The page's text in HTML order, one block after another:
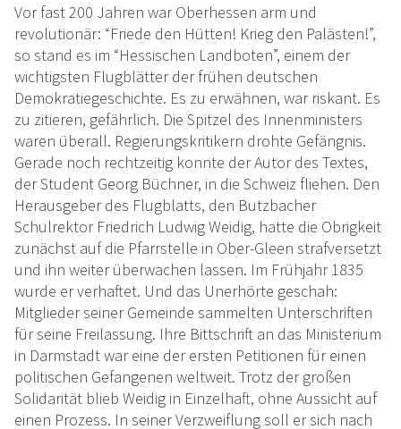
Vor fast 200 Jahren war Oberhessen arm und
revolutionär: “Friede den Hütten! Krieg den Palästen!”,
so stand es im “Hessischen Landboten”, einem der
wichtigsten Flugblätter der frühen deutschen
Demokratiegeschichte. Es zu erwähnen, war riskant. Es
zu zitieren, gefährlich. Die Spitzel des Innenministers
waren überall. Regierungskritikern drohte Gefängnis.
Gerade noch rechtzeitig konnte der Autor des Textes,
der Student Georg Büchner, in die Schweiz fliehen. Den
Herausgeber des Flugblatts, den Butzbacher
Schulrektor Friedrich Ludwig Weidig, hatte die Obrigkeit
zunächst auf die Pfarrstelle in Ober-Gleen strafversetzt
und ihn weiter überwachen lassen. Im Frühjahr 1835
wurde er verhaftet. Und das Unerhörte geschah:
Mitglieder seiner Gemeinde sammelten Unterschriften
für seine Freilassung. Ihre Bittschrift an das Ministerium
in Darmstadt war eine der ersten Petitionen für einen
politischen Gefangenen weltweit. Trotz der großen
Solidarität blieb Weidig in Einzelhaft, ohne Aussicht auf
einen Prozess. In seiner Verzweiflung soll er sich nach